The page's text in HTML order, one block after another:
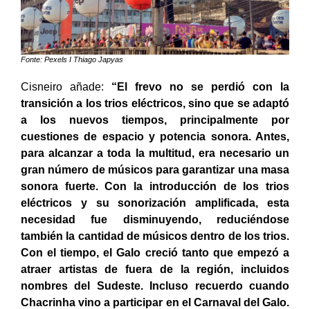
Fonte: Pexels I Thiago Japyas
Cisneiro añade: “El frevo no se perdió con la
transición a los trios eléctricos, sino que se adaptó
a los nuevos tiempos, principalmente por
cuestiones de espacio y potencia sonora. Antes,
para alcanzar a toda la multitud, era necesario un
gran número de músicos para garantizar una masa
sonora fuerte. Con la introducción de los trios
eléctricos y su sonorización amplificada, esta
necesidad fue disminuyendo, reduciéndose
también la cantidad de músicos dentro de los trios.
Con el tiempo, el Galo creció tanto que empezó a
atraer artistas de fuera de la región, incluidos
nombres del Sudeste. Incluso recuerdo cuando
Chacrinha vino a participar en el Carnaval del Galo.